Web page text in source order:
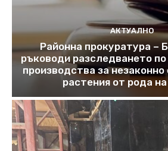
АКТУАЛНО
Районна прокуратура –
ръководи разследването
производства за
растения от рода